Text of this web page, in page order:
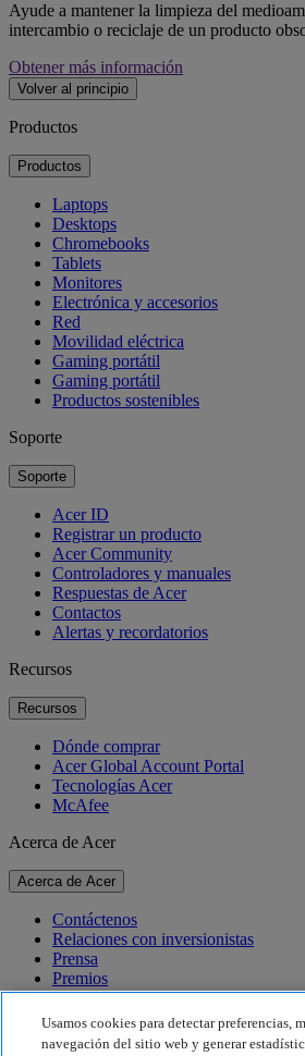
Ayude a mantener la limpieza del
intercambio o reciclaje de un producto
Obtener más información
Volver al principio
Productos
Productos
Laptops
Desktops
Chromebooks
Tablets
Monitores
Electrónica y accesorios
Red
Movilidad eléctrica
Gaming portátil
Gaming portátil
Productos sostenibles
Soporte
Soporte
Acer ID
Registrar un producto
Acer Community
Controladores y manuales
Respuestas de Acer
Contactos
Alertas y recordatorios
Recursos
Recursos
Dónde comprar
Acer Global Account Portal
Tecnologías Acer
McAfee
Acerca de Acer
Acerca de Acer
Contáctenos
Relaciones con inversionistas
Prensa
Premios
Eventos
Sostenibilidad
Usamos cookies para detectar preferencias,
navegación del sitio web y generar